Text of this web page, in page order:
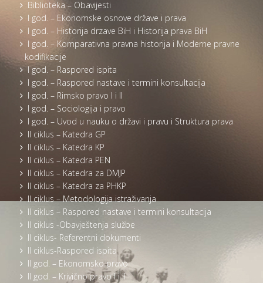
Biblioteka – Obavijesti
I god. – Ekonomske osnove države i prava
I god. – Historija drzave BiH i Historija prava BiH
I god. – Komparativna pravna historija i Moderne pravne
kodifikacije
I god. – Raspored ispita
I god. – Raspored nastave i termini konsultacija
I god. – Rimsko pravo I i II
I god. – Sociologija i pravo
I god. – Uvod u nauku o državi i pravu i Struktura prava
II ciklus – Katedra GP
II ciklus – Katedra KP
II ciklus – Katedra PEN
II ciklus – Katedra za DMJP
II ciklus – Katedra za PHKP
II ciklus – Metodologija istraživanja
II ciklus – Raspored nastave i termini konsultacija
II ciklus -Obavještenja službe
II ciklus- Referentni dokumenti
II ciklus-Raspored ispita
II god. – Ekonomsko pravo
II god. – Krivično pravo I i II